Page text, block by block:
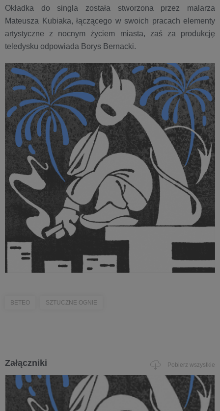
Okładka do singla została stworzona przez malarza
Mateusza Kubiaka, łączącego w swoich pracach elementy
artystyczne z nocnym życiem miasta, zaś za produkcję
teledysku odpowiada Borys Bernacki.
BETEO SZTUCZNE OGNIE
Załączniki Pobierz wszystkie